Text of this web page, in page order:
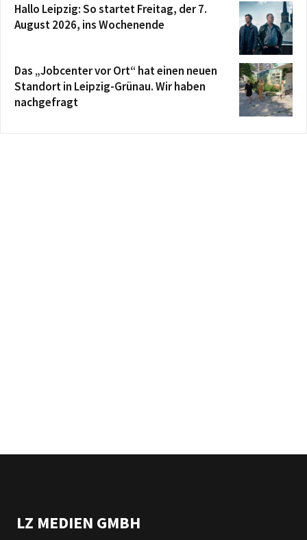
Hallo Leipzig: So startet Freitag, der 7.
August 2026, ins Wochenende
Das „Jobcenter vor Ort“ hat einen neuen
Standort in Leipzig-Grünau. Wir haben
nachgefragt
LZ MEDIEN GMBH